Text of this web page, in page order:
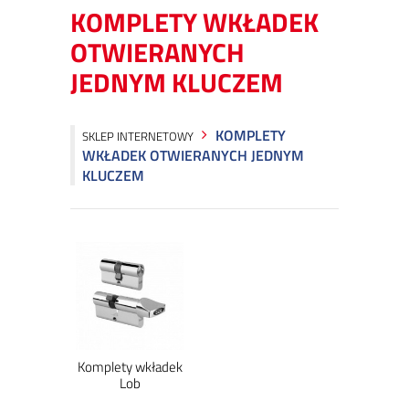
KOMPLETY WKŁADEK
OTWIERANYCH
JEDNYM KLUCZEM
SKLEP INTERNETOWY
KOMPLETY
WKŁADEK OTWIERANYCH JEDNYM
KLUCZEM
Komplety wkładek
Lob